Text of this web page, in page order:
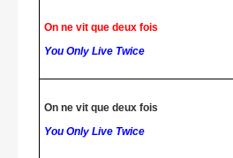
On ne vit que deux fois
You Only Live Twice
On ne vit que deux fois
You Only Live Twice